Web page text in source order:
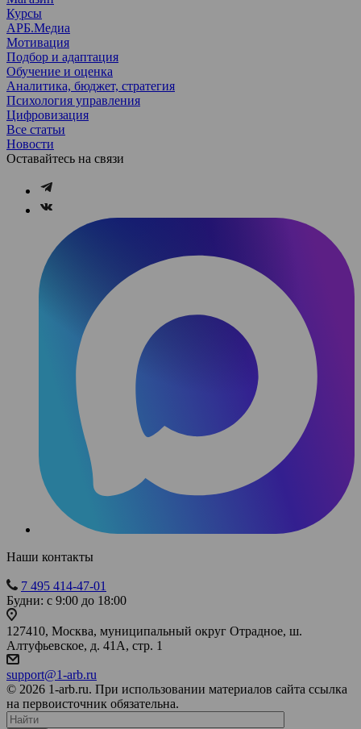
Курсы
АРБ.Медиа
Мотивация
Подбор и адаптация
Обучение и оценка
Аналитика, бюджет, стратегия
Психология управления
Цифровизация
Все статьи
Новости
Оставайтесь на связи
Наши контакты
7 495 414-47-01
Будни: с 9:00 до 18:00
127410, Москва, муниципальный округ Отрадное, ш.
Алтуфьевское, д. 41А, стр. 1
support@1-arb.ru
© 2026 1-arb.ru. При использовании материалов сайта ссылка
на первоисточник обязательна.